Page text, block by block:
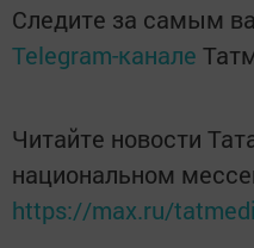
Следите за самым
Telegram-канале
Читайте новости
национальном
https://max.ru/